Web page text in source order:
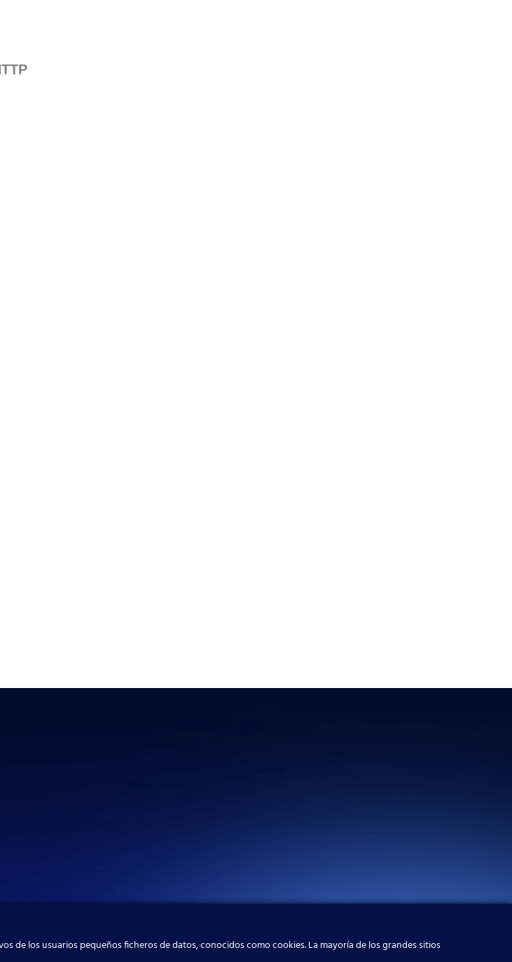
de los usuarios pequeños ficheros de datos, conocidos como cookies. La mayoría de los grandes sitios